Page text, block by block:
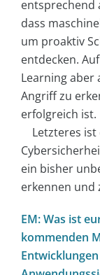
entsprechend
dass
um proaktiv
entdecken.
Learning aber
Angriff zu
erfolgreich ist.
Letzteres
ein bisher
erkennen und
EM: Was ist
kommenden